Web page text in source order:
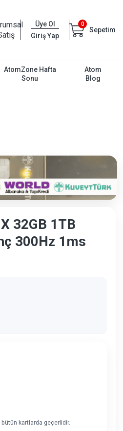
Üye Ol
Giriş Yap
0
Sepetim
AtomZone Hafta
Sonu
Atom
Blog
32GB 1TB
300Hz 1ms
kartlarda geçerlidir.